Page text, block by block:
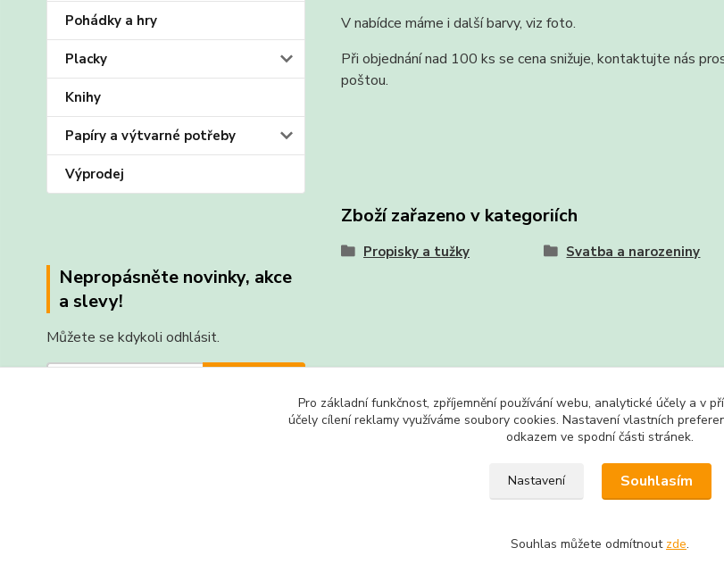
Pohádky a hry
Placky
Knihy
Papíry a výtvarné potřeby
Výprodej
Nepropásněte novinky, akce
a slevy!
Můžete se kdykoli odhlásit.
za účelem
V nabídce máme i další barvy, viz foto.
Při objednání nad 100 ks se cena snižuje, kontaktujte nás
poštou.
Zboží zařazeno v kategoriích
Propisky a tužky Svatba a narozeniny
Pro základní funkčnost, zpříjemnění používání webu, analytické účely a v
účely cílení reklamy využíváme soubory cookies. Nastavení vlastních
odkazem ve spodní části stránek.
Nastavení Souhlasím
Souhlas můžete odmítnout zde.